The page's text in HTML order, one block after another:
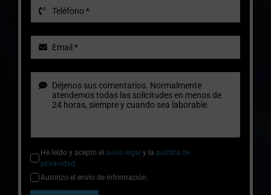
He leído y acepto el aviso legal y la política de
privacidad .
Autorizo el envío de información.